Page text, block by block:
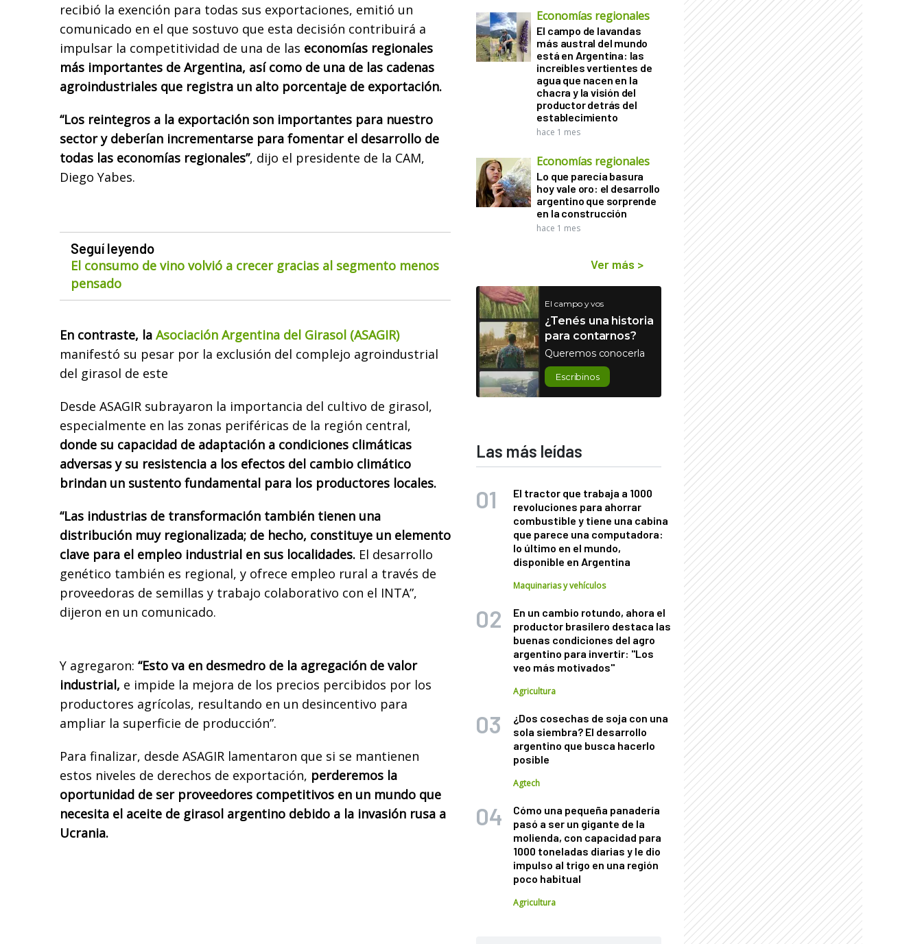
recibió la exención para todas sus exportaciones, emitió un
comunicado en el que sostuvo que esta decisión contribuirá a
impulsar la competitividad de una de las economías regionales
más importantes de Argentina, así como de una de las cadenas
agroindustriales que registra un alto porcentaje de exportación.
“Los reintegros a la exportación son importantes para nuestro
sector y deberían incrementarse para fomentar el desarrollo de
todas las economías regionales”, dijo el presidente de la CAM,
Diego Yabes.
Seguí leyendo
El consumo de vino volvió a crecer gracias al segmento menos
pensado
En contraste, la Asociación Argentina del Girasol (ASAGIR)
manifestó su pesar por la exclusión del complejo agroindustrial
del girasol de este
Desde ASAGIR subrayaron la importancia del cultivo de girasol,
especialmente en las zonas periféricas de la región central,
donde su capacidad de adaptación a condiciones climáticas
adversas y su resistencia a los efectos del cambio climático
brindan un sustento fundamental para los productores locales.
“Las industrias de transformación también tienen una
distribución muy regionalizada; de hecho, constituye un elemento
clave para el empleo industrial en sus localidades. El desarrollo
genético también es regional, y ofrece empleo rural a través de
proveedoras de semillas y trabajo colaborativo con el INTA”,
dijeron en un comunicado.
Y agregaron: “Esto va en desmedro de la agregación de valor
industrial, e impide la mejora de los precios percibidos por los
productores agrícolas, resultando en un desincentivo para
ampliar la superficie de producción”.
Para finalizar, desde ASAGIR lamentaron que si se mantienen
estos niveles de derechos de exportación, perderemos la
oportunidad de ser proveedores competitivos en un mundo que
necesita el aceite de girasol argentino debido a la invasión rusa a
Ucrania.
Economías regionales
El campo de lavandas
más austral del mundo
está en Argentina: las
increíbles vertientes de
agua que nacen en la
chacra y la visión del
productor detrás del
establecimiento
hace 1 mes
Economías regionales
Lo que parecía basura
hoy vale oro: el desarrollo
argentino que sorprende
en la construcción
hace 1 mes
Ver más >
El campo y vos
¿Tenés una historia
para contarnos?
Queremos conocerla
Escribinos
Las más leídas
El tractor que trabaja a 1000
revoluciones para ahorrar
combustible y tiene una cabina
que parece una computadora:
lo último en el mundo,
disponible en Argentina
Maquinarias y vehículos
En un cambio rotundo, ahora el
productor brasilero destaca las
buenas condiciones del agro
argentino para invertir: "Los
veo más motivados"
Agricultura
¿Dos cosechas de soja con una
sola siembra? El desarrollo
argentino que busca hacerlo
posible
Agtech
Cómo una pequeña panadería
pasó a ser un gigante de la
molienda, con capacidad para
1000 toneladas diarias y le dio
impulso al trigo en una región
poco habitual
Agricultura